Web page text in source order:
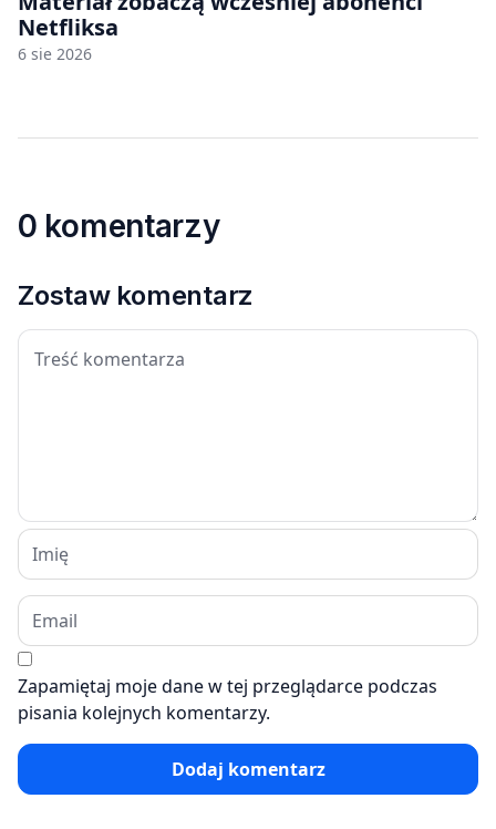
Netfliksa
6 sie 2026
0 komentarzy
Zostaw komentarz
Zapamiętaj moje dane w tej przeglądarce podczas
pisania kolejnych komentarzy.
Dodaj komentarz